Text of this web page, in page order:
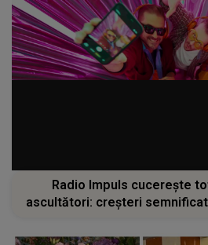
Radio Impuls cucerește
ascultători: creșteri